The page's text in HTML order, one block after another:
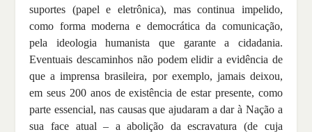
suportes (papel e eletrônica), mas continua impelido,
como forma moderna e democrática da comunicação,
pela ideologia humanista que garante a cidadania.
Eventuais descaminhos não podem elidir a evidência de
que a imprensa brasileira, por exemplo, jamais deixou,
em seus 200 anos de existência de estar presente, como
parte essencial, nas causas que ajudaram a dar à Nação a
sua face atual – a abolição da escravatura (de cuja